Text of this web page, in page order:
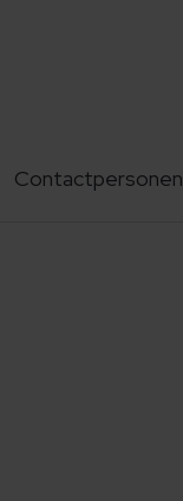
Contactpersonen